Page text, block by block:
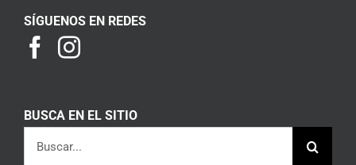
SÍGUENOS EN REDES
BUSCA EN EL SITIO